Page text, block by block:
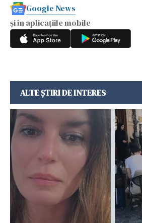
Google News
și în aplicațiile mobile
ALTE ȘTIRI DE INTERES